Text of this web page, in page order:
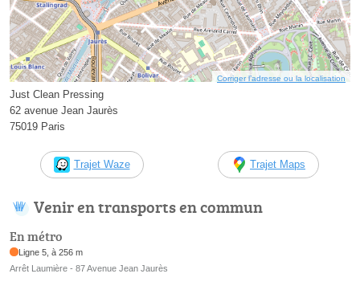
Corriger l’adresse ou la localisation
Just Clean Pressing
62 avenue Jean Jaurès
75019 Paris
Trajet Waze Trajet Maps
Venir en transports en commun
En métro
Ligne 5, à 256 m
Arrêt Laumière - 87 Avenue Jean Jaurès